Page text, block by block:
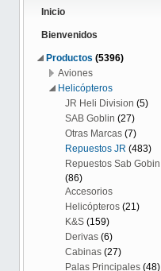
Inicio
Bienvenidos
Productos (5396)
Aviones
Helicópteros
JR Heli Division (5)
SAB Goblin (27)
Otras Marcas (7)
Repuestos JR (483)
Repuestos Sab Gobin
(86)
Accesorios
Helicópteros (21)
K&S (159)
Derivas (6)
Cabinas (27)
Palas Principales (48)